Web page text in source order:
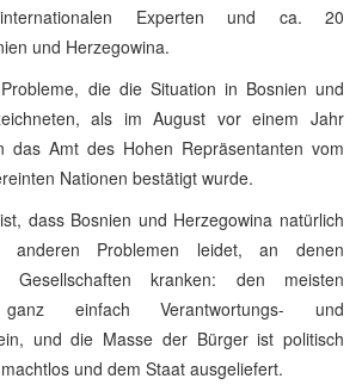
internationalen Experten und ca. 20
und Herzegowina.
die die Situation in Bosnien und
als im August vor einem Jahr
das Amt des Hohen Repräsentanten vom
Nationen bestätigt wurde.
dass Bosnien und Herzegowina natürlich
Problemen leidet, an denen
Gesellschaften kranken: den meisten
einfach Verantwortungs- und
und die Masse der Bürger ist politisch
und dem Staat ausgeliefert.